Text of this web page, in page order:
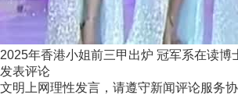
2025年香港小姐前三甲出炉 冠军系在读博
发表评论
文明上网理性发言，请遵守新闻评论服务